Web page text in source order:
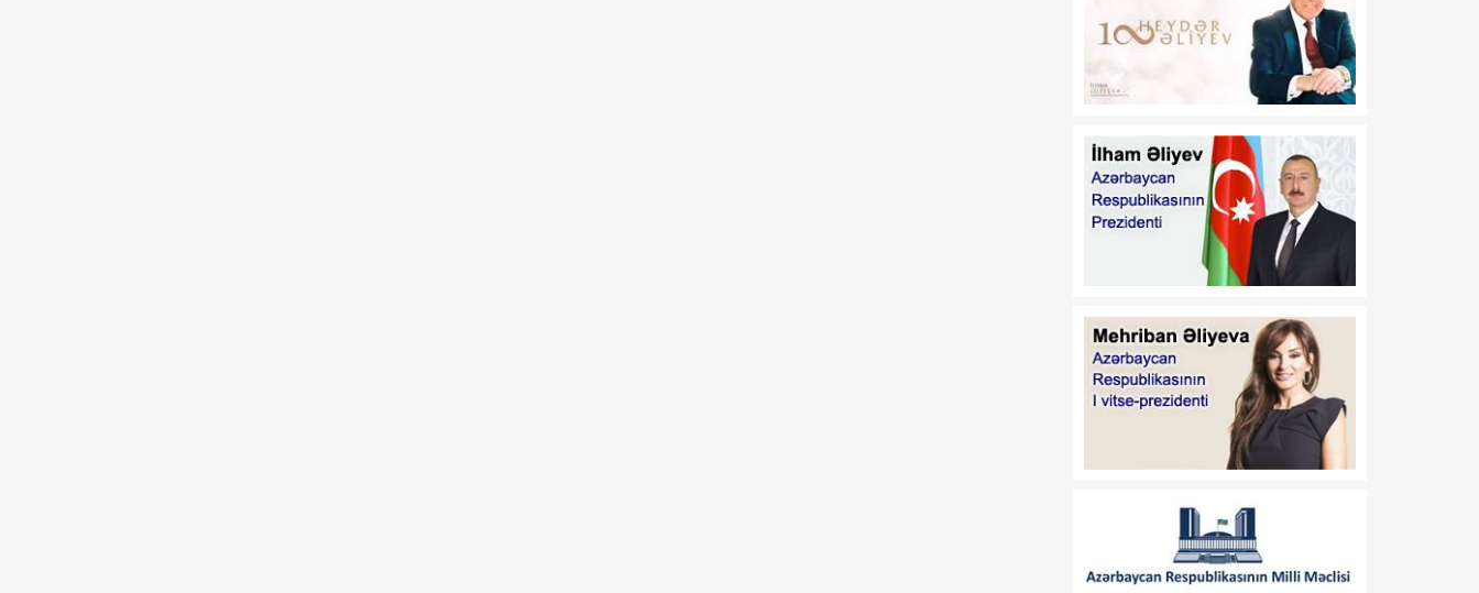
haqqında" Azərbaycan
Respublikası Prezidentinin
2019-cu il 30 dekabr tarixli
911 nömrəli Fərmanında
2020-ci il 12 may tarixli
1017 nömrəli
fərmanlarında dəyişiklik
edilməsi haqqında
“İşğaldan azad edilmiş
ərazilərdə fəaliyyət
maliyyə resurslarına çıxış
imkanlarının
genişləndirilməsi
istiqamətində zəruri dövlət
dəstəyinin gücləndirilməsi
Respublikası adından borc
verilməsi Qaydası”nın
təsdiq edilməsi haqqında”
Azərbaycan Respublikası
Prezidentinin 2018-ci il 18
06 Avqust